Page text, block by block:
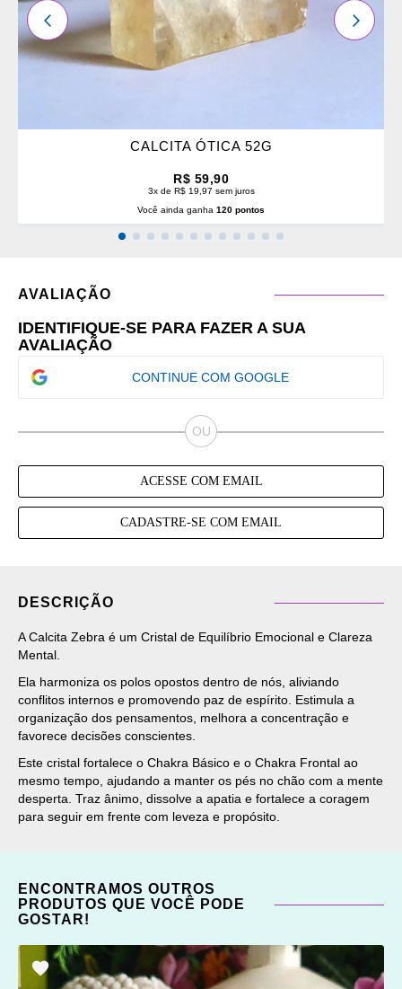
CALCITA ÓTICA 52G
R$ 59,90
3x de R$ 19,97 sem juros
Você ainda ganha 120 pontos
ANTERIOR
AVALIAÇÃO
IDENTIFIQUE-SE PARA FAZER A SUA
AVALIAÇÃO
CONTINUE COM GOOGLE
ACESSE COM EMAIL
CADASTRE-SE COM EMAIL
DESCRIÇÃO
A Calcita Zebra é um Cristal de Equilíbrio Emocional e Clareza
Mental.
Ela harmoniza os polos opostos dentro de nós, aliviando
conflitos internos e promovendo paz de espírito. Estimula a
organização dos pensamentos, melhora a concentração e
favorece decisões conscientes.
Este cristal fortalece o Chakra Básico e o Chakra Frontal ao
mesmo tempo, ajudando a manter os pés no chão com a mente
desperta. Traz ânimo, dissolve a apatia e fortalece a coragem
para seguir em frente com leveza e propósito.
ENCONTRAMOS OUTROS
PRODUTOS QUE VOCÊ PODE
GOSTAR!
ADICIONAR